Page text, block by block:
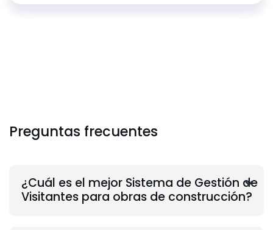
Preguntas frecuentes
¿Cuál es el mejor Sistema de Gestión de
Visitantes para obras de construcción?